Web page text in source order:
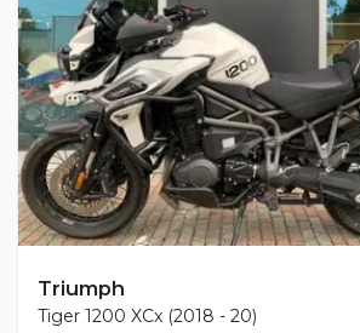
Triumph
Tiger 1200 XCx (2018 - 20)